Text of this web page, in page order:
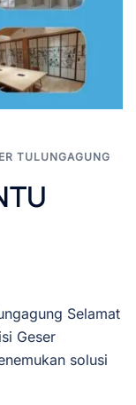
TULUNGAGUNG
Selamat
Geser
solusi